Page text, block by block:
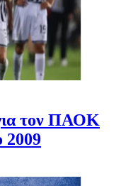
τον ΠΑΟΚ
2009